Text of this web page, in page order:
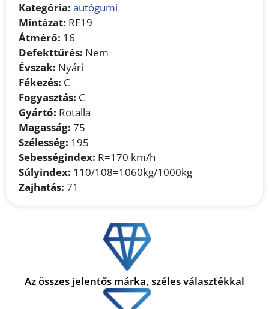
Kategória: autógumi
Mintázat: RF19
Átmérő: 16
Defekttűrés: Nem
Évszak: Nyári
Fékezés: C
Fogyasztás: C
Gyártó: Rotalla
Magasság: 75
Szélesség: 195
Sebességindex: R=170 km/h
Súlyindex: 110/108=1060kg/1000kg
Zajhatás: 71
Az összes jelentős márka, széles választékkal